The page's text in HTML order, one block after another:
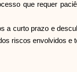
que requer
a curto prazo e
riscos envolvidos e